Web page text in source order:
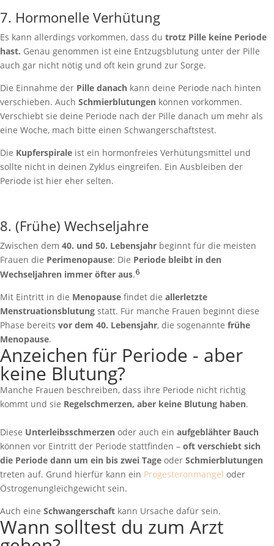
7. Hormonelle Verhütung
Es kann allerdings vorkommen, dass du trotz Pille keine Periode
hast. Genau genommen ist eine Entzugsblutung unter der Pille
auch gar nicht nötig und oft kein grund zur Sorge.
Die Einnahme der Pille danach kann deine Periode nach hinten
verschieben. Auch Schmierblutungen können vorkommen.
Verschiebt sie deine Periode nach der Pille danach um mehr als
eine Woche, mach bitte einen Schwangerschaftstest.
Die Kupferspirale ist ein hormonfreies Verhütungsmittel und
sollte nicht in deinen Zyklus eingreifen. Ein Ausbleiben der
Periode ist hier eher selten.
8. (Frühe) Wechseljahre
Zwischen dem 40. und 50. Lebensjahr beginnt für die meisten
Frauen die Perimenopause: Die Periode bleibt in den
Wechseljahren immer öfter aus.⁶
Mit Eintritt in die Menopause findet die allerletzte
Menstruationsblutung statt. Für manche Frauen beginnt diese
Phase bereits vor dem 40. Lebensjahr, die sogenannte frühe
Menopause.
Anzeichen für Periode - aber
keine Blutung?
Manche Frauen beschreiben, dass ihre Periode nicht richtig
kommt und sie Regelschmerzen, aber keine Blutung haben.
Diese Unterleibsschmerzen oder auch ein aufgeblähter Bauch
können vor Eintritt der Periode stattfinden – oft verschiebt sich
die Periode dann um ein bis zwei Tage oder Schmierblutungen
treten auf. Grund hierfür kann ein Progesteronmangel oder
Östrogenungleichgewicht sein.
Auch eine Schwangerschaft kann Ursache dafür sein.
Wann solltest du zum Arzt